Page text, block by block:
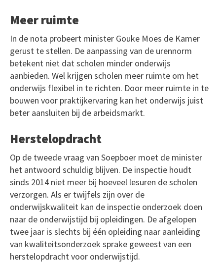
Meer ruimte
In de nota probeert minister Gouke Moes de Kamer
gerust te stellen. De aanpassing van de urennorm
betekent niet dat scholen minder onderwijs
aanbieden. Wel krijgen scholen meer ruimte om het
onderwijs flexibel in te richten. Door meer ruimte in te
bouwen voor praktijkervaring kan het onderwijs juist
beter aansluiten bij de arbeidsmarkt.
Herstelopdracht
Op de tweede vraag van Soepboer moet de minister
het antwoord schuldig blijven. De inspectie houdt
sinds 2014 niet meer bij hoeveel lesuren de scholen
verzorgen. Als er twijfels zijn over de
onderwijskwaliteit kan de inspectie onderzoek doen
naar de onderwijstijd bij opleidingen. De afgelopen
twee jaar is slechts bij één opleiding naar aanleiding
van kwaliteitsonderzoek sprake geweest van een
herstelopdracht voor onderwijstijd.